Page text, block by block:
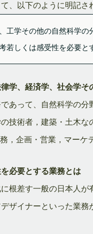
、以下のように明記さ
工学その他の自然科学
しくは感受性を必要と
学、経済学、社会学
あって、自然科学の
技術者，建築・土木
，企画・営業，マーケ
必要とする業務とは
根差す一般の日本人
ザイナーといった業務